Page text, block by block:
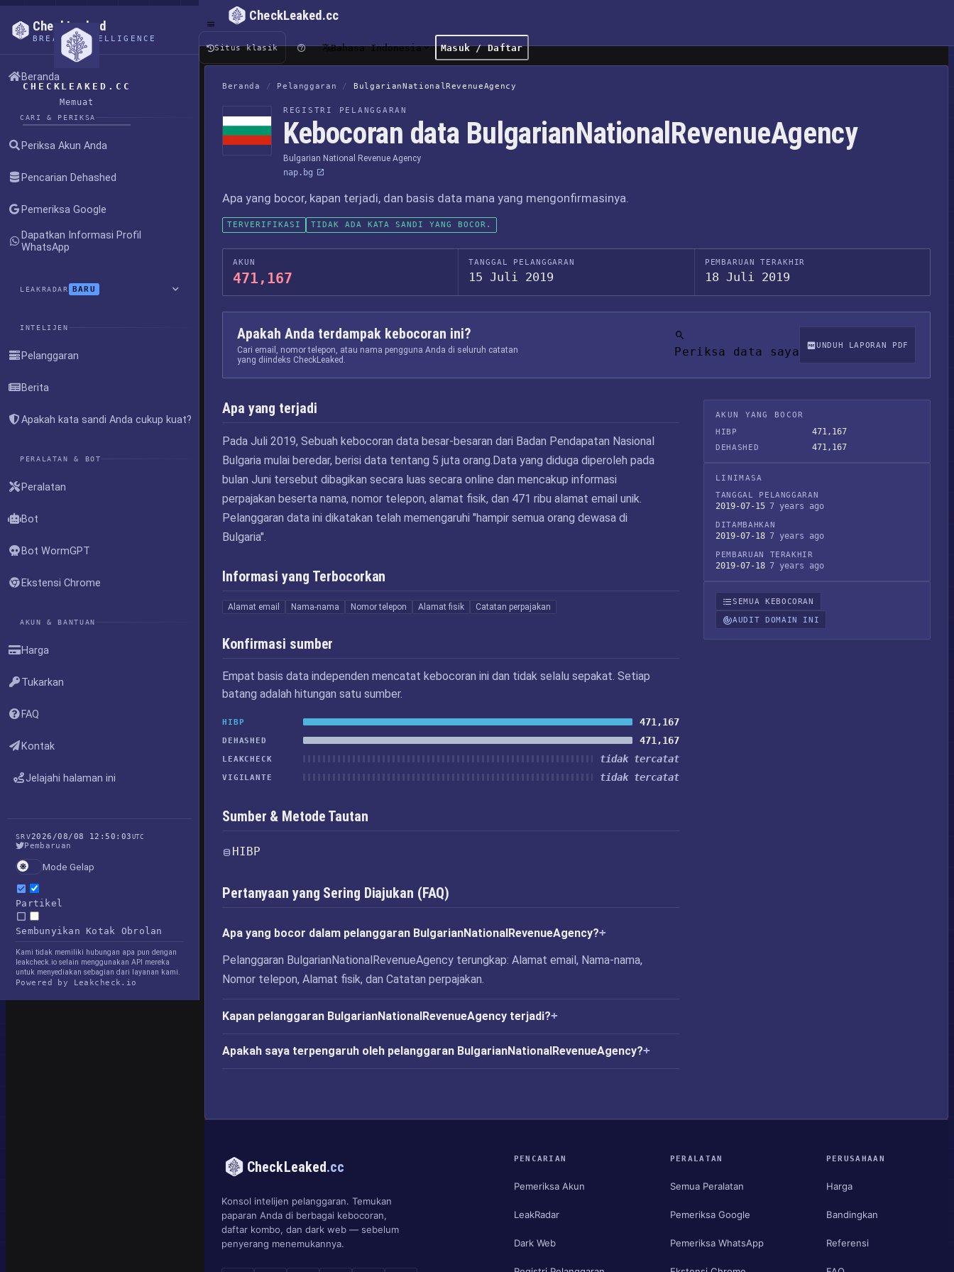
CHECKLEAKED.CC
Memuat
CheckLeaked
BREACH INTELLIGENCE
Beranda
CARI & PERIKSA
Periksa Akun Anda
Pencarian Dehashed
Pemeriksa Google
Dapatkan Informasi Profil
WhatsApp
LEAKRADAR BARU
INTELIJEN
Pelanggaran
Berita
Apakah kata sandi Anda cukup kuat?
PERALATAN & BOT
Peralatan
Bot
Bot WormGPT
Ekstensi Chrome
AKUN & BANTUAN
Harga
Tukarkan
FAQ
Kontak
Jelajahi halaman ini
SRV2026/08/08 12:50:03UTC
Pembaruan
Mode Gelap
Partikel
Sembunyikan Kotak Obrolan
Kami tidak memiliki hubungan apa pun dengan
leakcheck.io selain menggunakan API mereka
untuk menyediakan sebagian dari layanan kami.
Powered by Leakcheck.io
CheckLeaked.cc
Situs klasik Bahasa Indonesia Masuk / Daftar
Beranda / Pelanggaran / BulgarianNationalRevenueAgency
REGISTRI PELANGGARAN
Kebocoran data BulgarianNationalRevenueAgency
Bulgarian National Revenue Agency
nap.bg
Apa yang bocor, kapan terjadi, dan basis data mana yang mengonfirmasinya.
TERVERIFIKASI TIDAK ADA KATA SANDI YANG BOCOR.
AKUN
471,167
TANGGAL PELANGGARAN
15 Juli 2019
PEMBARUAN TERAKHIR
18 Juli 2019
Apakah Anda terdampak kebocoran ini?
Cari email, nomor telepon, atau nama pengguna Anda di seluruh catatan
yang diindeks CheckLeaked.
Periksa data saya UNDUH LAPORAN PDF
Apa yang terjadi
Pada Juli 2019, Sebuah kebocoran data besar-besaran dari Badan Pendapatan Nasional
Bulgaria mulai beredar, berisi data tentang 5 juta orang.Data yang diduga diperoleh pada
bulan Juni tersebut dibagikan secara luas secara online dan mencakup informasi
perpajakan beserta nama, nomor telepon, alamat fisik, dan 471 ribu alamat email unik.
Pelanggaran data ini dikatakan telah memengaruhi "hampir semua orang dewasa di
Bulgaria".
Informasi yang Terbocorkan
Alamat email Nama-nama Nomor telepon Alamat fisik Catatan perpajakan
Konfirmasi sumber
Empat basis data independen mencatat kebocoran ini dan tidak selalu sepakat. Setiap
batang adalah hitungan satu sumber.
HIBP 471,167
DEHASHED 471,167
LEAKCHECK tidak tercatat
VIGILANTE tidak tercatat
Sumber & Metode Tautan
HIBP
Pertanyaan yang Sering Diajukan (FAQ)
Apa yang bocor dalam pelanggaran BulgarianNationalRevenueAgency?
Pelanggaran BulgarianNationalRevenueAgency terungkap: Alamat email, Nama-nama,
Nomor telepon, Alamat fisik, dan Catatan perpajakan.
Kapan pelanggaran BulgarianNationalRevenueAgency terjadi?
Apakah saya terpengaruh oleh pelanggaran BulgarianNationalRevenueAgency?
AKUN YANG BOCOR
HIBP
471,167
DEHASHED 471,167
LINIMASA
TANGGAL PELANGGARAN
2019-07-15 7 years ago
DITAMBAHKAN
2019-07-18 7 years ago
PEMBARUAN TERAKHIR
2019-07-18 7 years ago
SEMUA KEBOCORAN
AUDIT DOMAIN INI
CheckLeaked.cc
Konsol intelijen pelanggaran. Temukan
paparan Anda di berbagai kebocoran,
daftar kombo, dan dark web — sebelum
penyerang menemukannya.
PENCARIAN
Pemeriksa Akun
LeakRadar
Dark Web
PERALATAN
Semua Peralatan
Pemeriksa Google
Pemeriksa WhatsApp
PERUSAHAAN
Harga
Bandingkan
Referensi